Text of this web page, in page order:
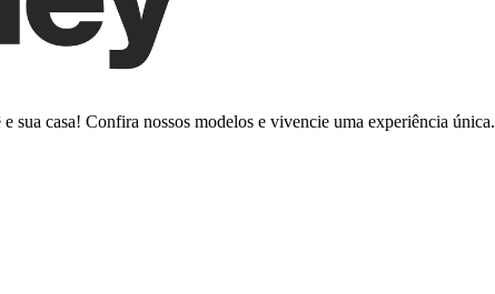
sua casa! Confira nossos modelos e vivencie uma experiência única.